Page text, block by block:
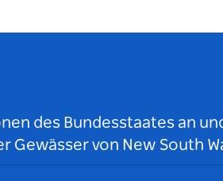
des Bundesstaates an
Gewässer von New South